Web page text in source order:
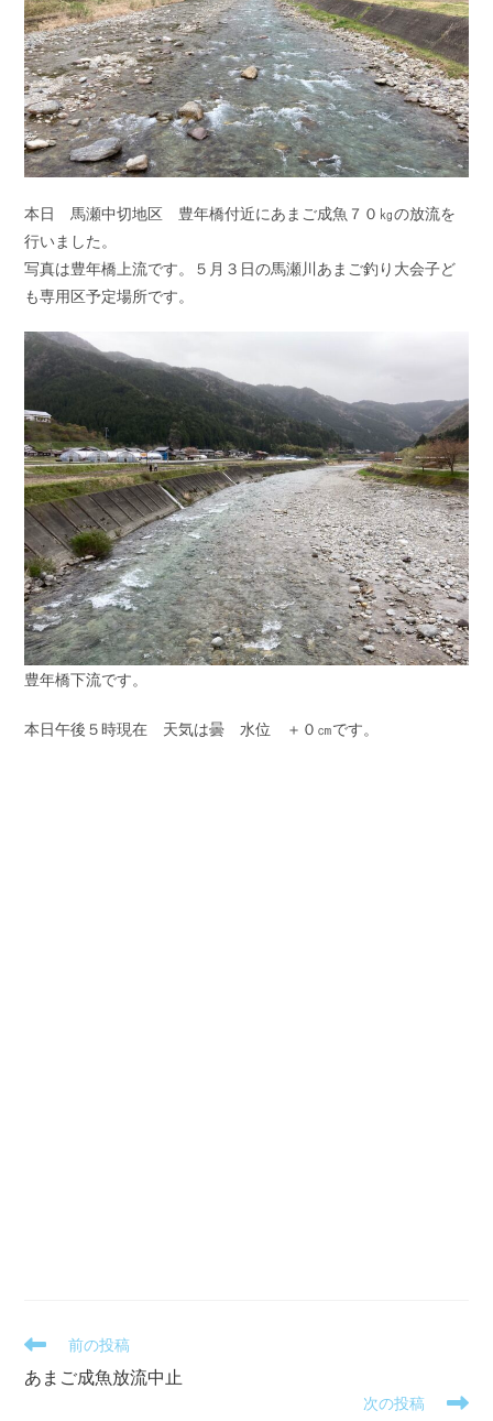
本日 馬瀬中切地区 豊年橋付近にあまご成魚７０㎏の放流を
行いました。
写真は豊年橋上流です。５月３日の馬瀬川あまご釣り大会子ど
も専用区予定場所です。
豊年橋下流です。
本日午後５時現在 天気は曇 水位 ＋０㎝です。
そ
他
前の投稿
あまご成魚放流中止
次の投稿